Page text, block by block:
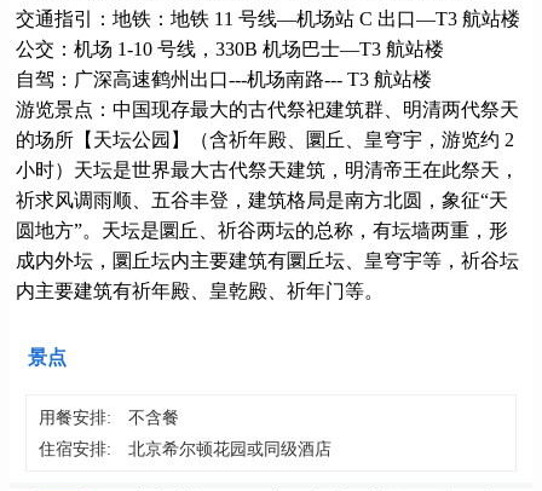
交通指引：地铁：地铁 11 号线—机场站 C 出口—T3 航站楼
公交：机场 1-10 号线，330B 机场巴士—T3 航站楼
自驾：广深高速鹤州出口---机场南路--- T3 航站楼
游览景点：中国现存最大的古代祭祀建筑群、明清两代祭天
的场所【天坛公园】（含祈年殿、圜丘、皇穹宇，游览约 2
小时）天坛是世界最大古代祭天建筑，明清帝王在此祭天，
祈求风调雨顺、五谷丰登，建筑格局是南方北圆，象征“天
圆地方”。天坛是圜丘、祈谷两坛的总称，有坛墙两重，形
成内外坛，圜丘坛内主要建筑有圜丘坛、皇穹宇等，祈谷坛
内主要建筑有祈年殿、皇乾殿、祈年门等。
景点
用餐安排:
不含餐
住宿安排:
北京希尔顿花园或同级酒店